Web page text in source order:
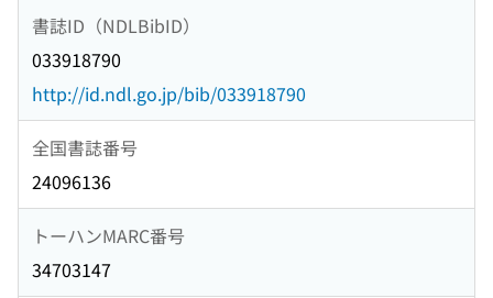
書誌ID（NDLBibID）
033918790
http://id.ndl.go.jp/bib/033918790
全国書誌番号
24096136
トーハンMARC番号
34703147